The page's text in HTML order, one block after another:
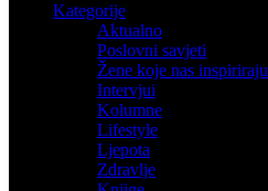
Kategorije
Aktualno
Poslovni savjeti
Žene koje nas inspiriraju
Intervjui
Kolumne
Lifestyle
Ljepota
Zdravlje